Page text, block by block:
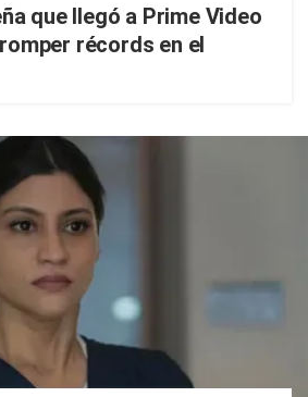
que llegó a Prime Video
récords en el